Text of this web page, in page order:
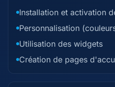
Installation et activation
Personnalisation
Utilisation des widgets
Création de pages